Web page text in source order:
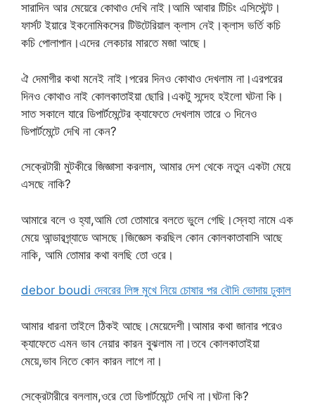
সারাদিন আর মেয়েরে কোথাও দেখি নাই।আমি আবার টিচিং এসিস্টেন্ট।
ফার্সট ইয়ারে ইকনোমিকসের টিউটেরিয়াল ক্লাস নেই।ক্লাস ভর্তি কচি
কচি পোলাপান।এদের লেকচার মারতে মজা আছে।
ঐ দেমাগীর কথা মনেই নাই।পরের দিনও কোথাও দেখলাম না।এরপরের
দিনও কোথাও নাই কোলকাতাইয়া ছোরি।একটু সন্দেহ হইলো ঘটনা কি।
সাত সকালে যারে ডিপার্টমেন্টের ক্যাফেতে দেখলাম তারে ৩ দিনেও
ডিপার্টমেন্টে দেখি না কেন?
সেক্রেটারী মুটকীরে জিজ্ঞাসা করলাম, আমার দেশ থেকে নতুন একটা মেয়ে
এসছে নাকি?
আমারে বলে ও হ্যা,আমি তো তোমারে বলতে ভুলে গেছি।স্নেহা নামে এক
মেয়ে আন্ডারগ্র্যাডে আসছে।জিজ্ঞেস করছিল কোন কোলকাতাবাসি আছে
নাকি, আমি তোমার কথা বলছি তো ওরে।
debor boudi দেবরের লিঙ্গ মুখে নিয়ে চোষার পর বৌদি ভোদায় ঢুকাল
আমার ধারনা তাইলে ঠিকই আছে।মেয়েদেশী।আমার কথা জানার পরেও
ক্যাফেতে এমন ভাব নেয়ার কারন বুঝলাম না।তবে কোলকাতাইয়া
মেয়ে,ভাব নিতে কোন কারন লাগে না।
সেক্রেটারীরে বললাম,ওরে তো ডিপার্টমেন্টে দেখি না।ঘটনা কি?